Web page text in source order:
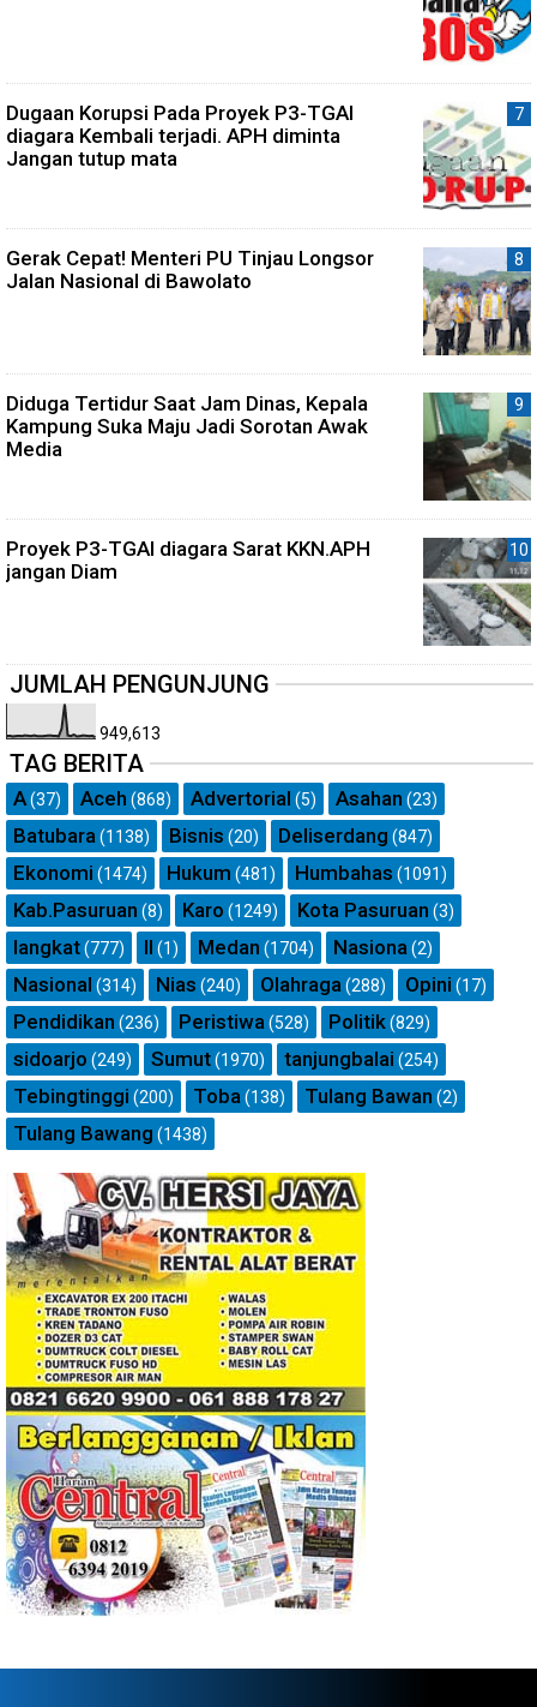
Dugaan Korupsi Pada Proyek P3-TGAI
diagara Kembali terjadi. APH diminta
Jangan tutup mata
Gerak Cepat! Menteri PU Tinjau Longsor
Jalan Nasional di Bawolato
Diduga Tertidur Saat Jam Dinas, Kepala
Kampung Suka Maju Jadi Sorotan Awak
Media
Proyek P3-TGAI diagara Sarat KKN.APH
jangan Diam
JUMLAH PENGUNJUNG
949,613
TAG BERITA
A(37) Aceh (868) Advertorial (5) Asahan (23)
Batubara(1138) Bisnis (20) Deliserdang (847)
Ekonomi (1474) Hukum (481) Humbahas (1091)
Kab.Pasuruan (8) Karo (1249) Kota Pasuruan (3)
langkat(777) ll (1) Medan (1704) Nasiona(2)
Nasional (314) Nias (240) Olahraga(288) Opini (17)
Pendidikan (236) Peristiwa(528) Politik(829)
sidoarjo (249) Sumut(1970) tanjungbalai (254)
Tebingtinggi (200) Toba(138) Tulang Bawan (2)
Tulang Bawang (1438)